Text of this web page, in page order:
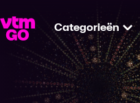
Categorieën